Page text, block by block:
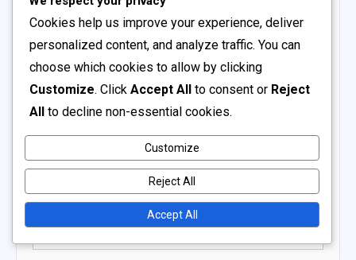
Your email address will not be published.
are marked*
Comment*
Cookies help us improve your experience, deliver
personalized content, and analyze traffic. You can
choose which cookies to allow by clicking
Customize. Click Accept All to consent or Reject
All to decline non-essential cookies.
Customize
Reject All
Accept All